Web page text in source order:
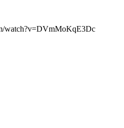
watch?v=DVmMoKqE3Dc